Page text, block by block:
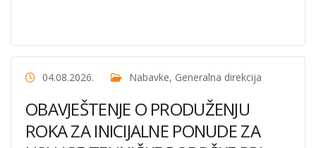
04.08.2026. Nabavke, Generalna direkcija
OBAVJEŠTENJE O PRODUŽENJU
ROKA ZA INICIJALNE PONUDE ZA